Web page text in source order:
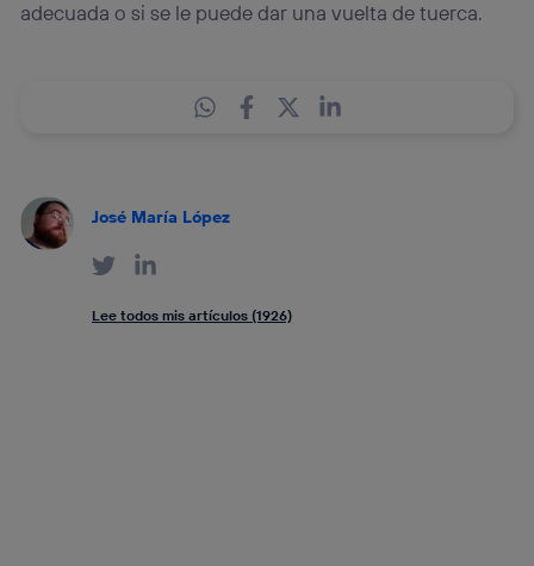
adecuada o si se le puede dar una vuelta de tuerca.
José María López
Lee todos mis artículos (1926)